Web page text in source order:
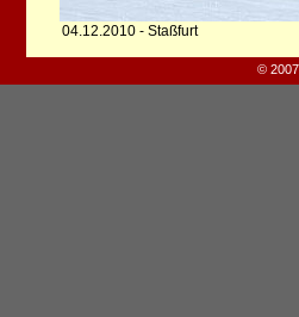
04.12.2010 - Staßfurt
©